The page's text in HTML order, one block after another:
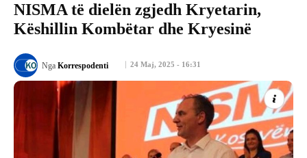
NISMA të dielën zgjedh Kryetarin,
Këshillin Kombëtar dhe Kryesinë
24 Maj, 2025 - 16:31
Nga Korrespodenti